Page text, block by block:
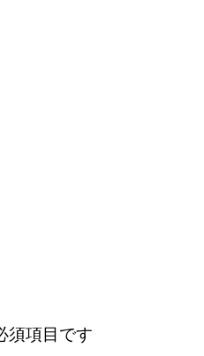
須項目です